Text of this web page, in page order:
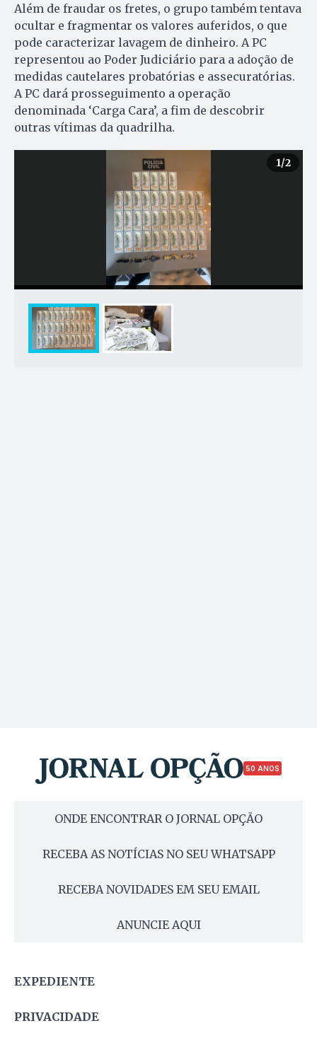
Além de fraudar os fretes, o grupo também tentava
ocultar e fragmentar os valores auferidos, o que
pode caracterizar lavagem de dinheiro. A PC
representou ao Poder Judiciário para a adoção de
medidas cautelares probatórias e assecuratórias.
A PC dará prosseguimento a operação
denominada ‘Carga Cara’, a fim de descobrir
outras vítimas da quadrilha.
1/2
50 ANOS
ONDE ENCONTRAR O JORNAL OPÇÃO
RECEBA AS NOTÍCIAS NO SEU WHATSAPP
RECEBA NOVIDADES EM SEU EMAIL
ANUNCIE AQUI
EXPEDIENTE
PRIVACIDADE